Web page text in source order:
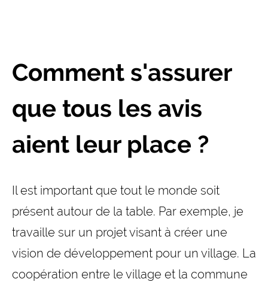
Comment s'assurer
que tous les avis
aient leur place ?
Il est important que tout le monde soit
présent autour de la table. Par exemple, je
travaille sur un projet visant à créer une
vision de développement pour un village. La
coopération entre le village et la commune